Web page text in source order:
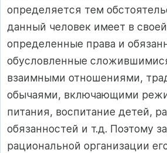
определяется тем
данный человек имеет в
определенные права и
обусловленные
взаимными отношениями,
обычаями, включающими
питания, воспитание детей,
обязанностей и т.д. Поэтому
рациональной организации